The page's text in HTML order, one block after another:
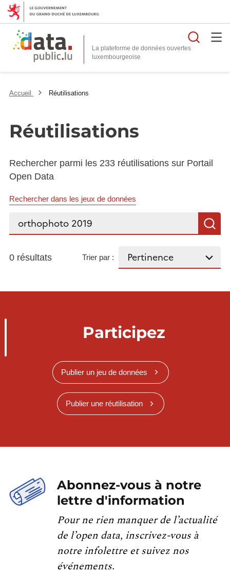
La plateforme de données ouvertes
Accueil Réutilisations
Réutilisations
Rechercher parmi les 233 réutilisations sur Portail
Open Data
Rechercher dans les jeux de données
Rechercher...
0 résultats Trier par :
Participez
Publier un jeu de données
Publier une réutilisation
Abonnez-vous à notre
lettre d'information
Pour ne rien manquer de l’actualité
de l’open data, inscrivez-vous à
notre infolettre et suivez nos
événements.